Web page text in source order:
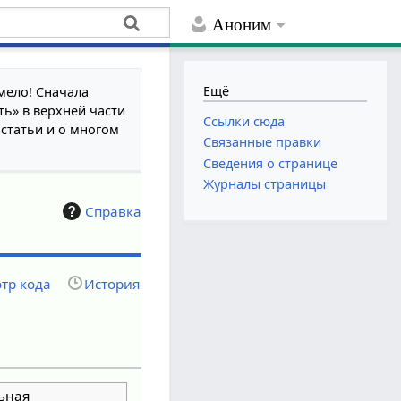
Аноним
Сначала
в верхней части
и о многом
Справка
кода История
Ещё
Ссылки сюда
Связанные правки
Сведения о странице
Журналы страницы